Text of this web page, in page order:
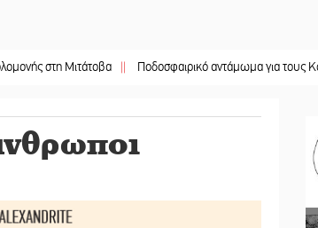
Μιτάτοβα || Ποδοσφαιρικό αντάμωμα για τους